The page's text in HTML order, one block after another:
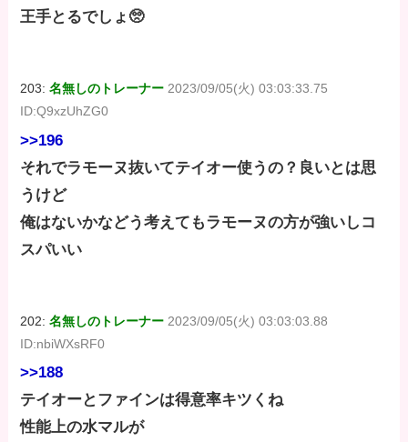
王手とるでしょ🥺
203:名無しのトレーナー 2023/09/05(火) 03:03:33.75
ID:Q9xzUhZG0
>>196
それでラモーヌ抜いてテイオー使うの？良いとは思
うけど
俺はないかなどう考えてもラモーヌの方が強いしコ
スパいい
202:名無しのトレーナー 2023/09/05(火) 03:03:03.88
ID:nbiWXsRF0
>>188
テイオーとファインは得意率キツくね
性能上の水マルが